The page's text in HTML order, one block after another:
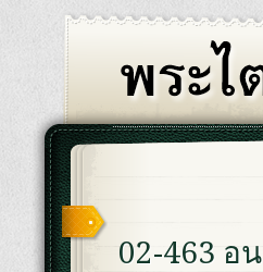
02-463 อ